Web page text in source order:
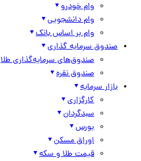
وام خودرو
وام دانشجویی
وام بر اساس بانک
صندوق سرمایه گذاری
صندوق‌های سرمایه‌گذاری طلا
صندوق نقره
بازار سرمایه
کارگزاری
سبدگردان
بورس
اوراق مسکن
قیمت طلا و سکه